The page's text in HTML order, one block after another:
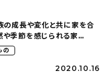
の成長や変化と共に家を合
や季節を感じられる家
の
2020.10.16